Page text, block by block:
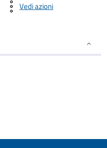
Vedi azioni